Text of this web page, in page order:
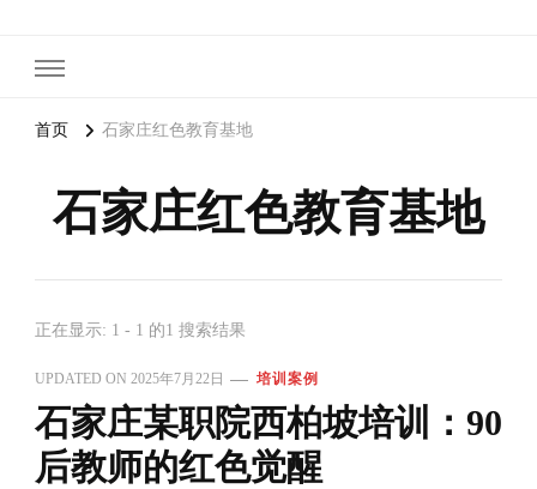
首页 石家庄红色教育基地
石家庄红色教育基地
正在显示: 1 - 1 的1 搜索结果
UPDATED ON 2025年7月22日 培训案例
石家庄某职院西柏坡培训：90
后教师的红色觉醒